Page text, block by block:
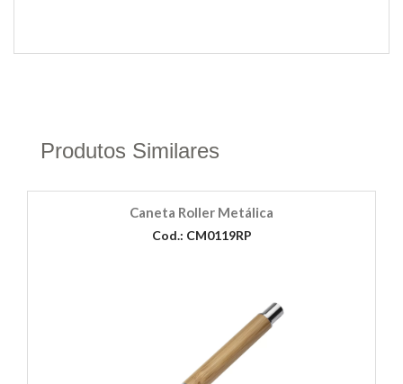
Produtos Similares
Caneta Roller Metálica
Cod.: CM0119RP